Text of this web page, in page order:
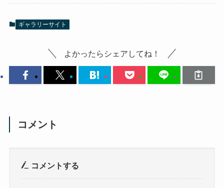
ギャラリーサイト
よかったらシェアしてね！
コメント
コメントする